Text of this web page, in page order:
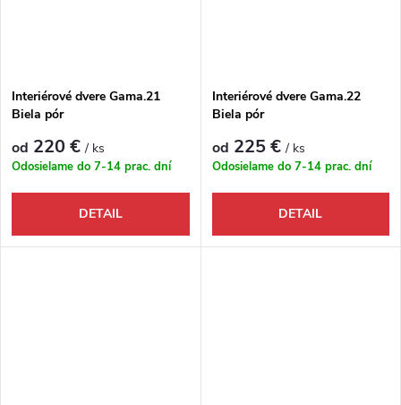
Interiérové dvere Gama.21
Biela pór
od 220 €/ ks
Odosielame do 7-14 prac. dní
DETAIL
Interiérové dvere Gama.22
Biela pór
od 225 €/ ks
Odosielame do 7-14 prac. dní
DETAIL